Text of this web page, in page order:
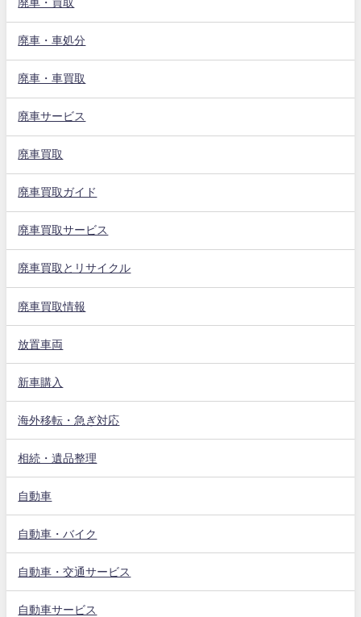
廃車・買取
廃車・車処分
廃車・車買取
廃車サービス
廃車買取
廃車買取ガイド
廃車買取サービス
廃車買取とリサイクル
廃車買取情報
放置車両
新車購入
海外移転・急ぎ対応
相続・遺品整理
自動車
自動車・バイク
自動車・交通サービス
自動車サービス